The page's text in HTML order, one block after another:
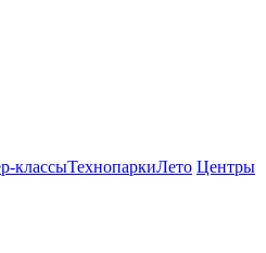
классыТехнопаркиЛето Центры